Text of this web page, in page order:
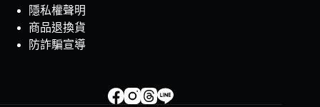
隱私權聲明
商品退換貨
防詐騙宣導